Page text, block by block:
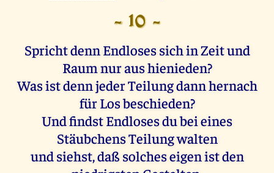
- 10 -
Spricht denn Endloses sich in Zeit und
Raum nur aus hienieden?
Was ist denn jeder Teilung dann hernach
für Los beschieden?
Und findst Endloses du bei eines
Stäubchens Teilung walten
und siehst, daß solches eigen ist den